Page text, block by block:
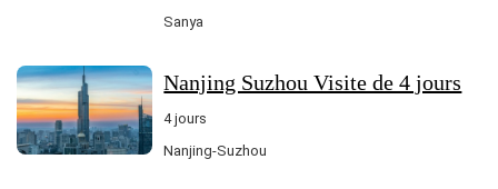
Sanya
Nanjing Suzhou Visite de 4 jours
4 jours
Nanjing-Suzhou